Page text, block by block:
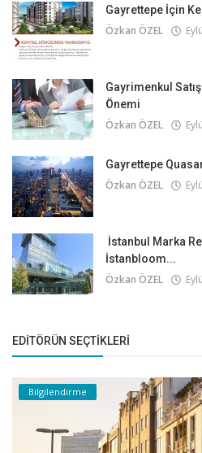
Gayrettepe İçin
Özkan ÖZEL
Gayrimenkul
Önemi
Özkan ÖZEL
Gayrettepe
Özkan ÖZEL
İstanbul Marka
İstanbloom...
Özkan ÖZEL
EDITÖRÜN SEÇTIKLERI
Bilgilendirme